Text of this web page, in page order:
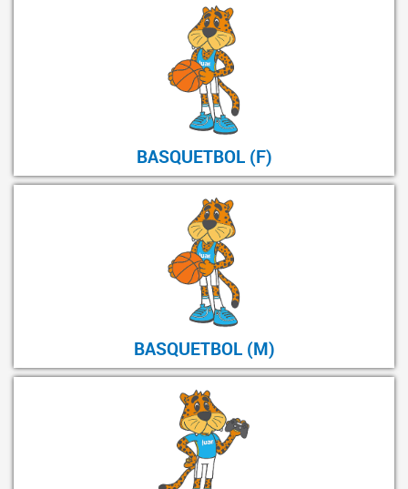
BASQUETBOL (F)
BASQUETBOL (M)